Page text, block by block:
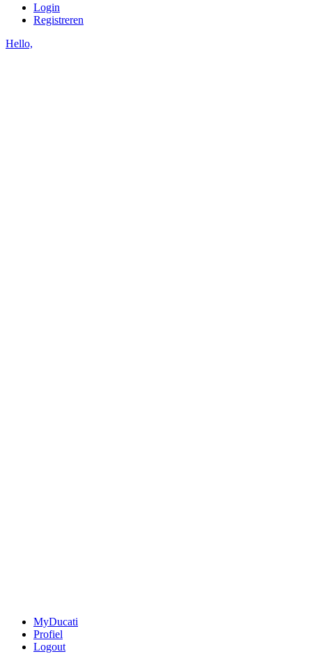
Login
Registreren
Hello,
MyDucati
Profiel
Logout